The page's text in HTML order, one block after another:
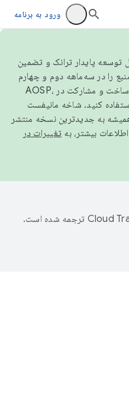
ورود به برنامه
مدل توسعه پایدار ترانک و تضمین
را در سه‌ماهه دوم و چهارم
کنید. شاخه مانیفست
به جدیدترین نسخه منتشر
تغییرات در
ترجمه شده است.